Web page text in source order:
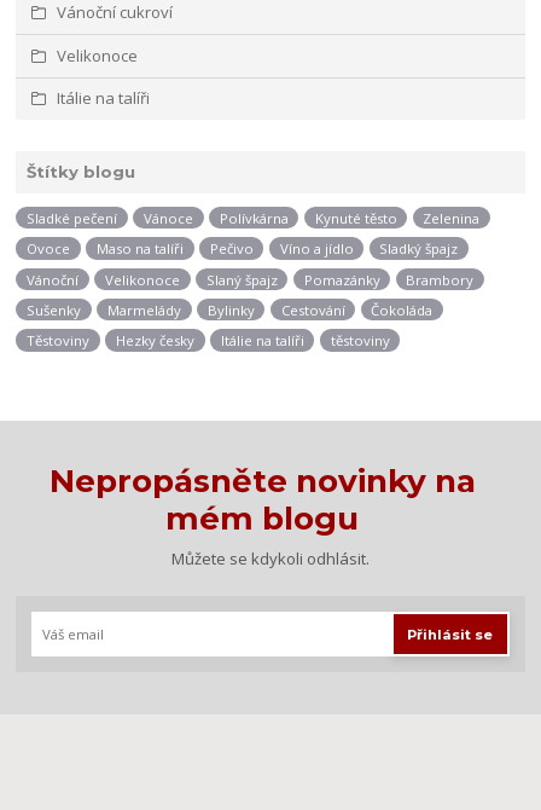
Vánoční cukroví
Velikonoce
Itálie na talíři
Štítky blogu
Sladké pečení Vánoce Polívkárna Kynuté těsto
Zelenina
Ovoce
Maso na talíři Pečivo Víno a jídlo
Sladký špajz
Vánoční
Velikonoce Slaný špajz Pomazánky
Brambory
Sušenky
Marmelády Bylinky Cestování
Čokoláda
Těstoviny
Hezky česky Itálie na talíři těstoviny
Nepropásněte novinky na
mém blogu
Můžete se kdykoli odhlásit.
Přihlásit se